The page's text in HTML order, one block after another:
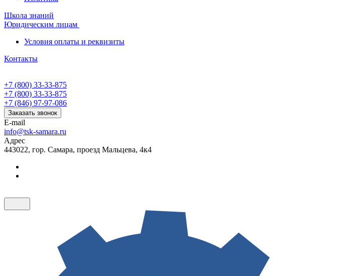
Школа знаний
Юридическим лицам
Условия оплаты и реквизиты
Контакты
+7 (800) 33-33-875
+7 (800) 33-33-875
+7 (846) 97-97-086
Заказать звонок
E-mail
info@tsk-samara.ru
Адрес
443022, гор. Самара, проезд Мальцева, 4к4